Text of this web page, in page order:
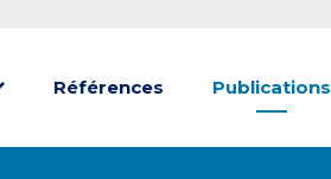
Références Publications